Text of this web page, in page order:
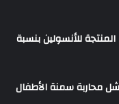
للأنسولين بنسبة
محاربة سمنة الأطفال